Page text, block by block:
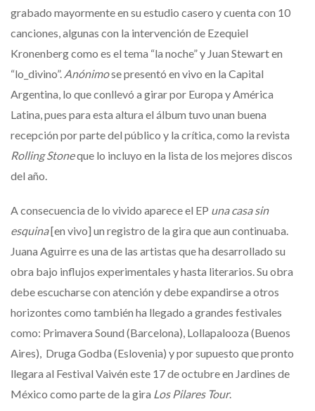
grabado mayormente en su estudio casero y cuenta con 10
canciones, algunas con la intervención de Ezequiel
Kronenberg como es el tema “la noche” y Juan Stewart en
“lo_divino”. Anónimose presentó en vivo en la Capital
Argentina, lo que conllevó a girar por Europa y América
Latina, pues para esta altura el álbum tuvo unan buena
recepción por parte del público y la crítica, como la revista
Rolling Stoneque lo incluyo en la lista de los mejores discos
del año.
A consecuencia de lo vivido aparece el EP una casa sin
esquina[en vivo] un registro de la gira que aun continuaba.
Juana Aguirre es una de las artistas que ha desarrollado su
obra bajo influjos experimentales y hasta literarios. Su obra
debe escucharse con atención y debe expandirse a otros
horizontes como también ha llegado a grandes festivales
como: Primavera Sound (Barcelona), Lollapalooza (Buenos
Aires), Druga Godba (Eslovenia) y por supuesto que pronto
llegara al Festival Vaivén este 17 de octubre en Jardines de
México como parte de la gira Los Pilares Tour.